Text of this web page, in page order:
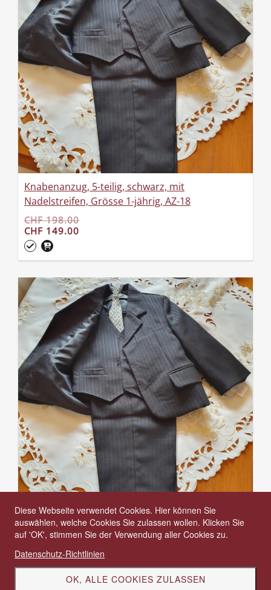
Knabenanzug, 5-teilig, schwarz, mit
Nadelstreifen, Grösse 1-jährig, AZ-18
CHF 198.00
CHF 149.00
Knabenanzug, 5-teilig, schwarz, mit
Nadelstreifen, Grösse 2-jährig, AZ-19
CHF 198.00
CHF 149.00
Diese Webseite verwendet Cookies. Hier können Sie
auswählen, welche Cookies Sie zulassen wollen. Klicken Sie
auf 'OK', stimmen Sie der Verwendung aller Cookies zu.
Datenschutz-Richtlinien
OK, ALLE COOKIES ZULASSEN